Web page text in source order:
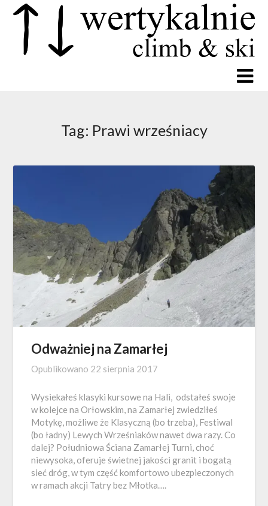
Tag: Prawi wrześniacy
Odważniej na Zamarłej
Opublikowano 22 sierpnia 2017
Wysiekałeś klasyki kursowe na Hali, odstałeś swoje
w kolejce na Orłowskim, na Zamarłej zwiedziłeś
Motykę, możliwe że Klasyczną (bo trzeba), Festiwal
(bo ładny) Lewych Wrześniaków nawet dwa razy. Co
dalej? Południowa Ściana Zamarłej Turni, choć
niewysoka, oferuje świetnej jakości granit i bogatą
sieć dróg, w tym część komfortowo ubezpieczonych
w ramach akcji Tatry bez Młotka….